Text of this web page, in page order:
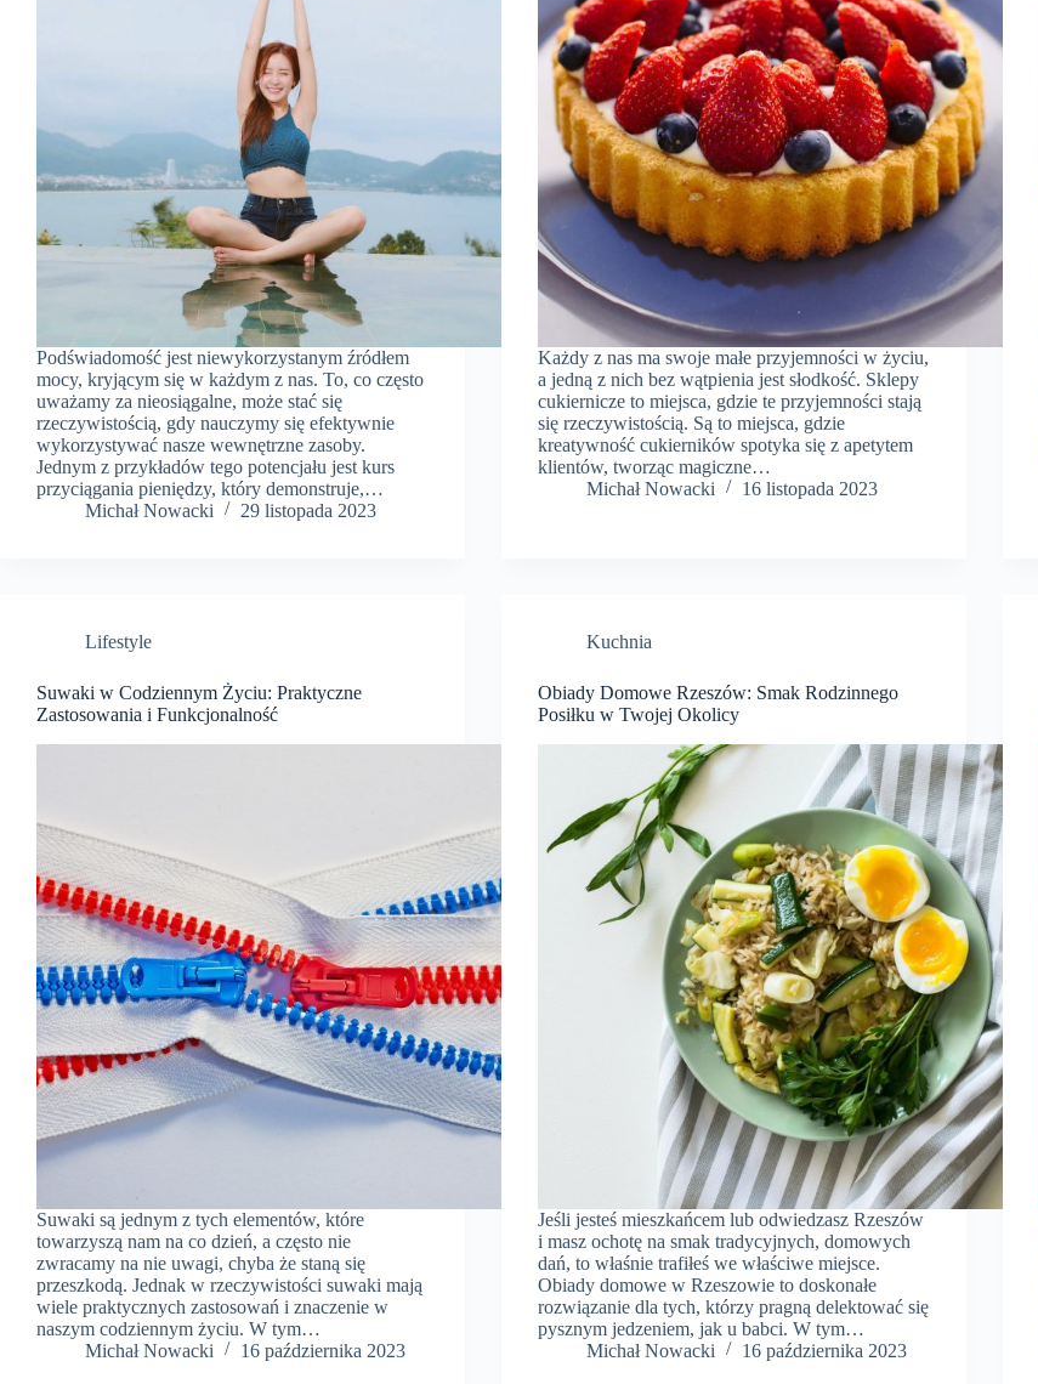
Podświadomość jest niewykorzystanym źródłem
mocy, kryjącym się w każdym z nas. To, co często
uważamy za nieosiągalne, może stać się
rzeczywistością, gdy nauczymy się efektywnie
wykorzystywać nasze wewnętrzne zasoby.
Jednym z przykładów tego potencjału jest kurs
przyciągania pieniędzy, który demonstruje,…
​Michał Nowacki
29 listopada 2023
Każdy z nas ma swoje małe przyjemności w życiu,
a jedną z nich bez wątpienia jest słodkość. Sklepy
cukiernicze to miejsca, gdzie te przyjemności stają
się rzeczywistością. Są to miejsca, gdzie
kreatywność cukierników spotyka się z apetytem
klientów, tworząc magiczne…
​Michał Nowacki
16 listopada 2023
Lifestyle
Suwaki w Codziennym Życiu: Praktyczne
Zastosowania i Funkcjonalność
Suwaki są jednym z tych elementów, które
towarzyszą nam na co dzień, a często nie
zwracamy na nie uwagi, chyba że staną się
przeszkodą. Jednak w rzeczywistości suwaki mają
wiele praktycznych zastosowań i znaczenie w
naszym codziennym życiu. W tym…
​Michał Nowacki
16 października 2023
Kuchnia
Obiady Domowe Rzeszów: Smak Rodzinnego
Posiłku w Twojej Okolicy
Jeśli jesteś mieszkańcem lub odwiedzasz Rzeszów
i masz ochotę na smak tradycyjnych, domowych
dań, to właśnie trafiłeś we właściwe miejsce.
Obiady domowe w Rzeszowie to doskonałe
rozwiązanie dla tych, którzy pragną delektować się
pysznym jedzeniem, jak u babci. W tym…
​Michał Nowacki
16 października 2023